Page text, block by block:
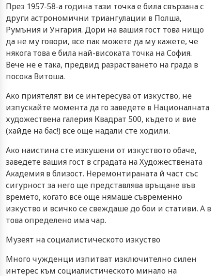
През 1957-58-а година тази точка е била свързана с
други астрономични триангулации в Полша,
Румъния и Унгария. Дори на вашия гост това нищо
да не му говори, все пак можете да му кажете, че
някога това е била най-високата точка на София.
Вече не е така, предвид разрастването на града в
посока Витоша.
Ако приятелят ви се интересува от изкуство, не
изпускайте момента да го заведете в Националната
художествена галерия Квадрат 500, където и вие
(хайде на бас!) все още надали сте ходили.
Ако наистина сте изкушени от изкуството обаче,
заведете вашия гост в сградата на Художествената
Академия в близост. Неремонтираната й част със
сигурност за него ще представлява връщане във
времето, когато все още нямаше съвременно
изкуство и всичко се свеждаше до бои и стативи. А в
това определено има чар.
Музеят на социалистическото изкуство
Много чужденци изпитват изключително силен
интерес към социалистическото минало на